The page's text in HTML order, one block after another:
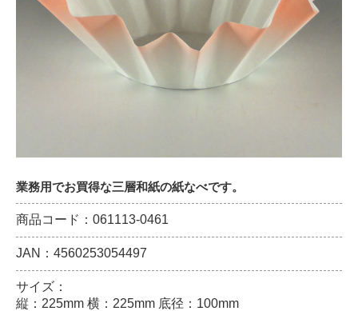
業務用でお買得な三層和紙の紙なべです。
商品コード：061113-0461
JAN：4560253054497
サイズ：
縦：225mm 横：225mm 底径：100mm